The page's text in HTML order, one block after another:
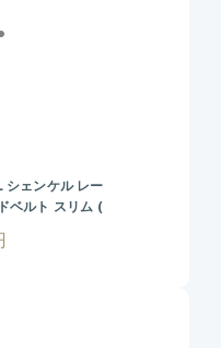
シェンケル レー
ベルト スリム (
ルゲーム